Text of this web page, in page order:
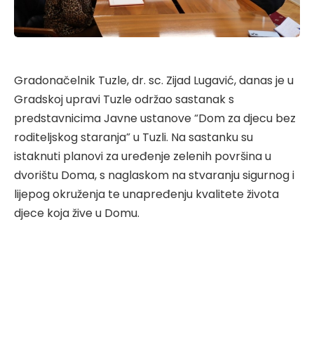
Gradonačelnik Tuzle, dr. sc. Zijad Lugavić, danas je u
Gradskoj upravi Tuzle održao sastanak s
predstavnicima Javne ustanove “Dom za djecu bez
roditeljskog staranja” u Tuzli. Na sastanku su
istaknuti planovi za uređenje zelenih površina u
dvorištu Doma, s naglaskom na stvaranju sigurnog i
lijepog okruženja te unapređenju kvalitete života
djece koja žive u Domu.